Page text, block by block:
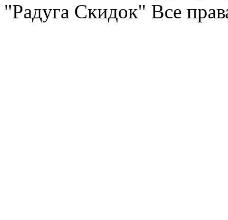
"Радуга Скидок" Все